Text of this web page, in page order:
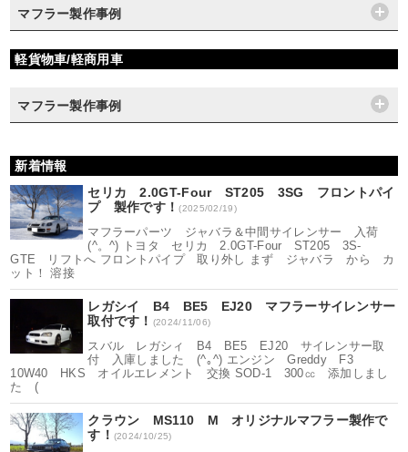
マフラー製作事例
軽貨物車/軽商用車
マフラー製作事例
新着情報
セリカ 2.0GT-Four ST205 3SG フロントパイ
プ 製作です！(2025/02/19)
マフラーパーツ ジャバラ＆中間サイレンサー 入荷
(^。^) トヨタ セリカ 2.0GT-Four ST205 3S-
GTE リフトへ フロントパイプ 取り外し まず ジャバラ から カ
ット！ 溶接
レガシイ B4 BE5 EJ20 マフラーサイレンサー
取付です！ (2024/11/06)
スバル レガシィ B4 BE5 EJ20 サイレンサー取
付 入庫しました (^｡^) エンジン Greddy F3
10W40 HKS オイルエレメント 交換 SOD-1 300㏄ 添加しまし
た (
クラウン MS110 M オリジナルマフラー製作で
す！ (2024/10/25)